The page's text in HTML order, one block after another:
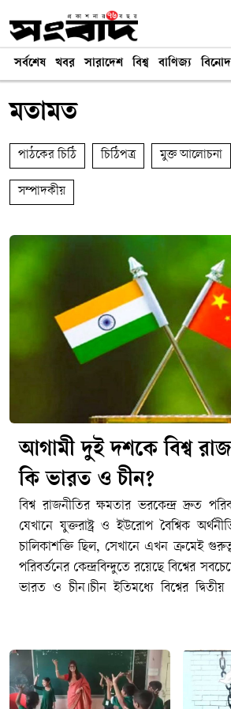
সর্বশেষ খবর সারাদেশ বিশ্ব বাণিজ্য
মতামত
পাঠকের চিঠি চিঠিপত্র মুক্ত আলোচনা
সম্পাদকীয়
আগামী দুই দশকে বিশ্ব
কি ভারত ও চীন?
বিশ্ব রাজনীতির ক্ষমতার ভরকেন্দ্র দ্রুত
যেখানে যুক্তরাষ্ট্র ও ইউরোপ বৈশ্বিক
চালিকাশক্তি ছিল, সেখানে এখন ক্রমেই
পরিবর্তনের কেন্দ্রবিন্দুতে রয়েছে বিশ্বের
ভারত ও চীন।চীন ইতিমধ্যে বিশ্বের
সম্প্রসারণ ও ক্রমবর্ধমান আন্তর্জাতিক
ভবিষ্যতের অন্যতম গুরুত্বপূর্ণ শক্তি
হলো—আগামী দুই দশকে বিশ্ব রাজনীতির